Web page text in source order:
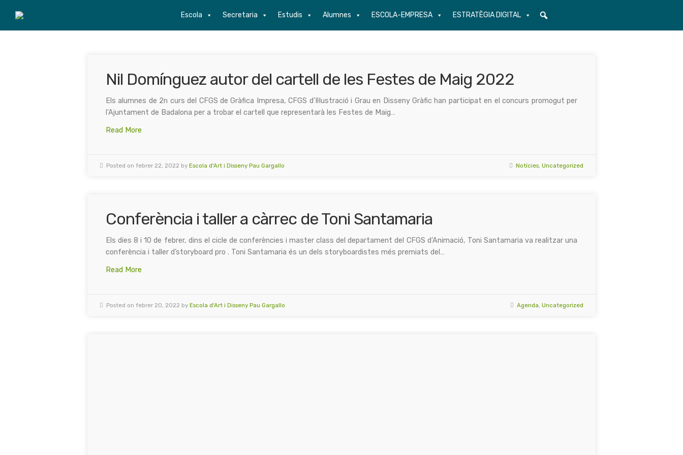
Escola Secretaria Estudis Alumnes ESCOLA-EMPRESA ESTRATÈGIA DIGITAL
Nil Domínguez autor del cartell de les Festes de Maig 2022
Els alumnes de 2n curs del CFGS de Gràfica Impresa, CFGS d’Il·lustració i Grau en Disseny Gràfic han participat en el concurs promogut per
l’Ajuntament de Badalona per a trobar el cartell que representarà les Festes de Maig…
Read More
Posted on febrer 22, 2022 by Escola d'Art i Disseny Pau Gargallo Notícies, Uncategorized
Conferència i taller a càrrec de Toni Santamaria
Els dies 8 i 10 de febrer, dins el cicle de conferències i master class del departament del CFGS d’Animació, Toni Santamaria va realitzar una
conferència i taller d’storyboard pro . Toni Santamaria és un dels storyboardistes més premiats del…
Read More
Posted on febrer 20, 2022 by Escola d'Art i Disseny Pau Gargallo Agenda, Uncategorized